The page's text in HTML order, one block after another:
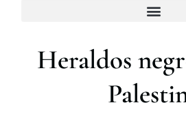
Heraldos